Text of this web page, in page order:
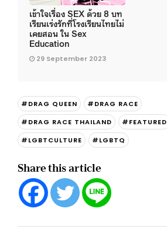
เข้าใจเรื่อง SEX ด้วย 8 บท
เรียนเร่งรักที่โรงเรียนไทยไม่
เคยสอน ใน Sex
Education
29 September 2023
#DRAG QUEEN
#DRAG RACE
#DRAG RACE THAILAND
#FEATURED
#LGBTCULTURE
#LGBTQ
Share this article